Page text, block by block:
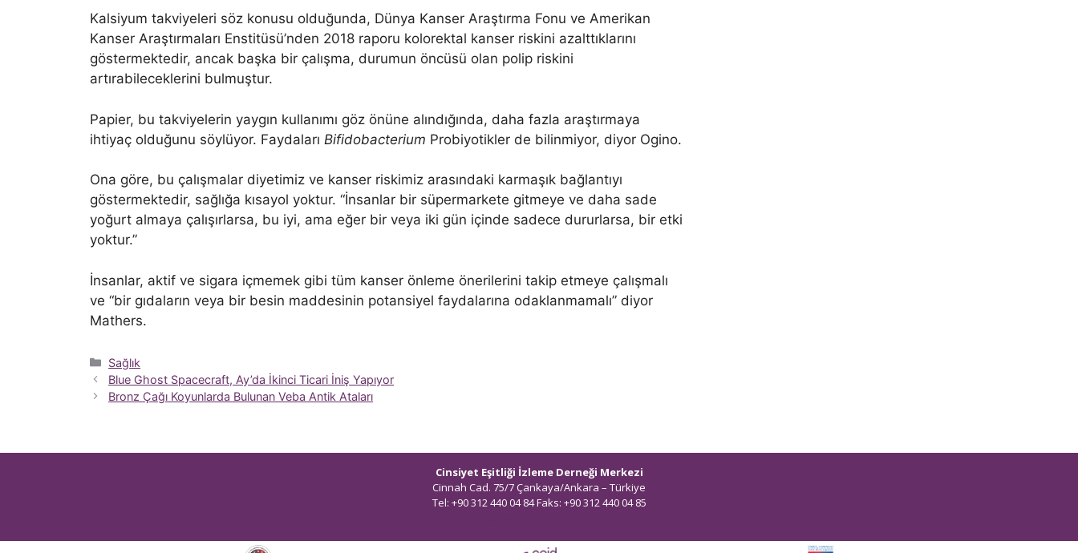
Kalsiyum takviyeleri söz konusu olduğunda, Dünya Kanser Araştırma Fonu ve Amerikan
Kanser Araştırmaları Enstitüsü’nden 2018 raporu kolorektal kanser riskini azalttıklarını
göstermektedir, ancak başka bir çalışma, durumun öncüsü olan polip riskini
artırabileceklerini bulmuştur.
Papier, bu takviyelerin yaygın kullanımı göz önüne alındığında, daha fazla araştırmaya
ihtiyaç olduğunu söylüyor. Faydaları Bifidobacterium Probiyotikler de bilinmiyor, diyor Ogino.
Ona göre, bu çalışmalar diyetimiz ve kanser riskimiz arasındaki karmaşık bağlantıyı
göstermektedir, sağlığa kısayol yoktur. “İnsanlar bir süpermarkete gitmeye ve daha sade
yoğurt almaya çalışırlarsa, bu iyi, ama eğer bir veya iki gün içinde sadece dururlarsa, bir etki
yoktur.”
İnsanlar, aktif ve sigara içmemek gibi tüm kanser önleme önerilerini takip etmeye çalışmalı
ve “bir gıdaların veya bir besin maddesinin potansiyel faydalarına odaklanmamalı” diyor
Mathers.
Kategoriler
Sağlık
Blue Ghost Spacecraft, Ay’da İkinci Ticari İniş Yapıyor
Bronz Çağı Koyunlarda Bulunan Veba Antik Ataları
Cinsiyet Eşitliği İzleme Derneği Merkezi
Cinnah Cad. 75/7 Çankaya/Ankara – Türkiye
Tel: +90 312 440 04 84 Faks: +90 312 440 04 85